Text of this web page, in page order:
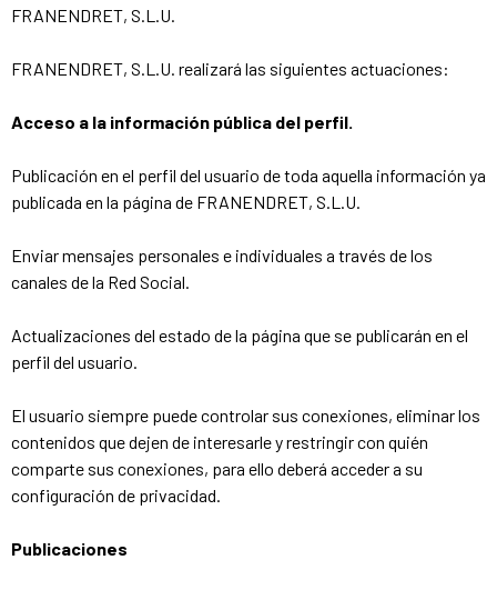
FRANENDRET, S.L.U.
FRANENDRET, S.L.U. realizará las siguientes actuaciones:
Acceso a la información pública del perfil.
Publicación en el perfil del usuario de toda aquella información ya
publicada en la página de FRANENDRET, S.L.U.
Enviar mensajes personales e individuales a través de los
canales de la Red Social.
Actualizaciones del estado de la página que se publicarán en el
perfil del usuario.
El usuario siempre puede controlar sus conexiones, eliminar los
contenidos que dejen de interesarle y restringir con quién
comparte sus conexiones, para ello deberá acceder a su
configuración de privacidad.
Publicaciones